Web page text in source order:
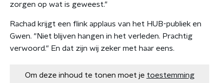
zorgen op wat is geweest."
Rachad krijgt een flink applaus van het HUB-publiek en
Gwen. "Niet blijven hangen in het verleden. Prachtig
verwoord." En dat zijn wij zeker met haar eens.
Om deze inhoud te tonen moet je toestemming